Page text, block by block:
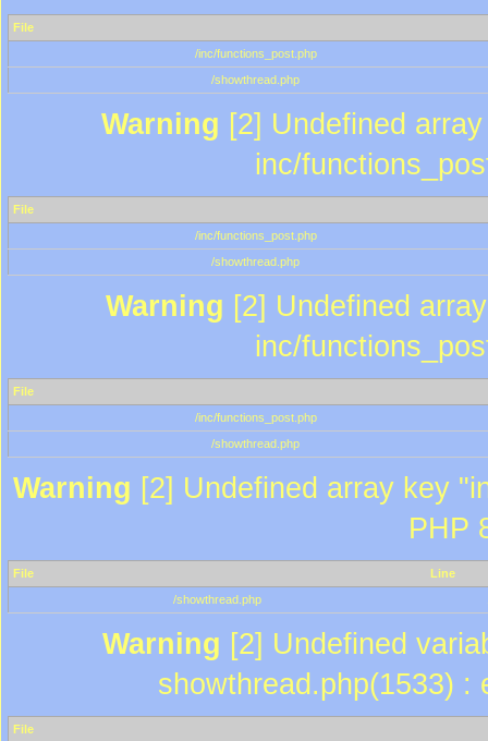
File
/inc/functions_post.php
/showthread.php
Warning [2] Undefined
inc/
File
/inc/functions_post.php
/showthread.php
Warning [2] Undefined
inc/
File
/inc/functions_post.php
/showthread.php
Warning [2] Undefined array key
PHP
File
Line
/showthread.php
Warning [2] Undefined
showthread.php(1533) :
File